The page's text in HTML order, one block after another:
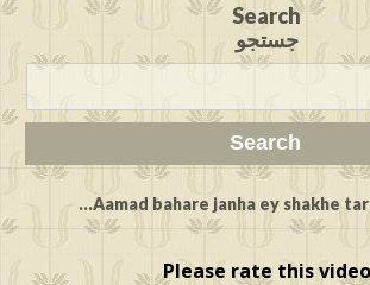
Search
جستجو
Aamad bahare janha ey shakhe tar
Please rate this video